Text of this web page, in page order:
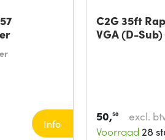
Info
C2G 35ft
VGA (D-Sub)
50,50
excl.
Voorraad 28